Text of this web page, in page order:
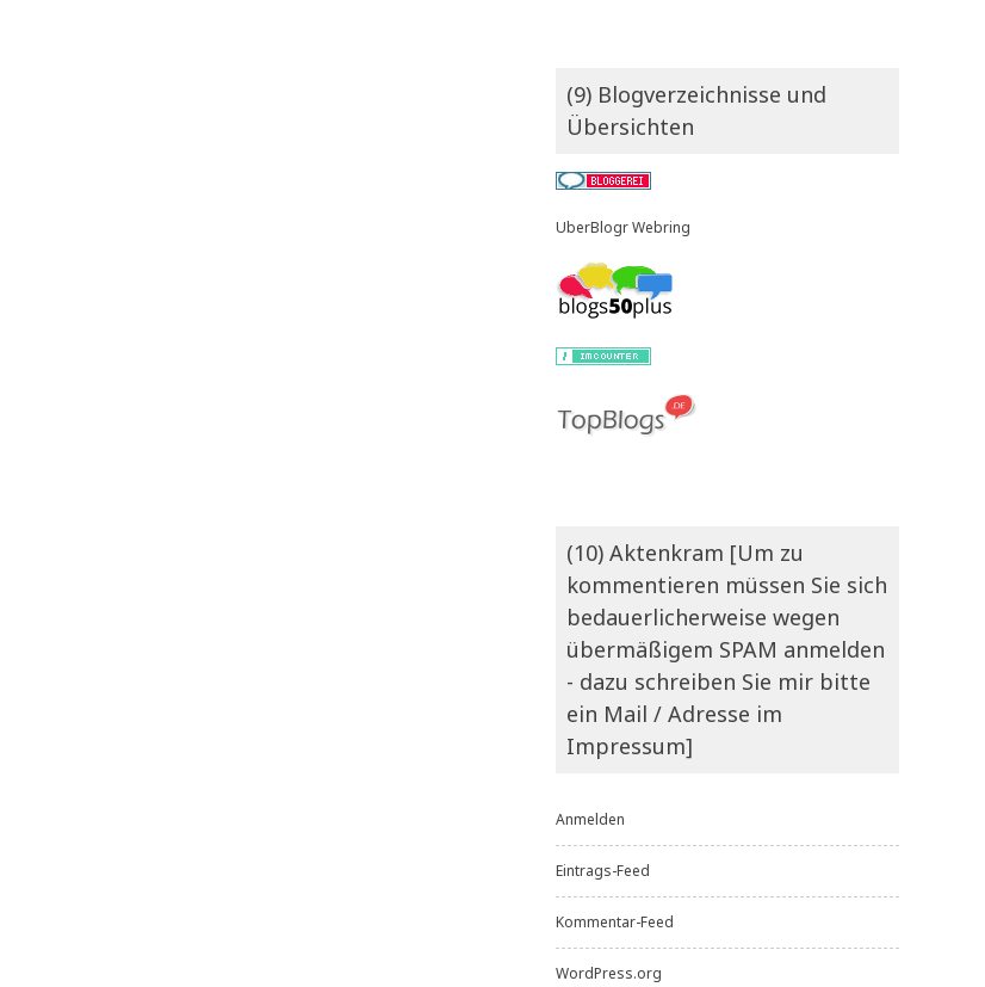
(9) Blogverzeichnisse und
Übersichten
UberBlogr Webring
(10) Aktenkram [Um zu
kommentieren müssen Sie sich
bedauerlicherweise wegen
übermäßigem SPAM anmelden
- dazu schreiben Sie mir bitte
ein Mail / Adresse im
Impressum]
Anmelden
Eintrags-Feed
Kommentar-Feed
WordPress.org